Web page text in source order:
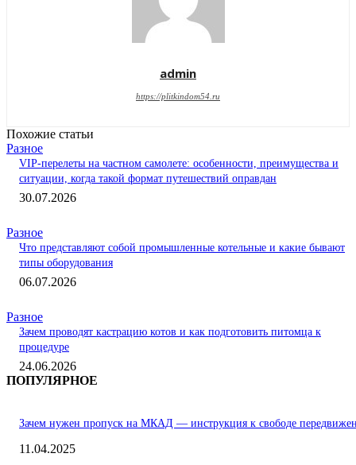
admin
https://plitkindom54.ru
Похожие статьи
Разное
VIP-перелеты на частном самолете: особенности, преимущества и
ситуации, когда такой формат путешествий оправдан
30.07.2026
Разное
Что представляют собой промышленные котельные и какие бывают
типы оборудования
06.07.2026
Разное
Зачем проводят кастрацию котов и как подготовить питомца к
процедуре
24.06.2026
ПОПУЛЯРНОЕ
Зачем нужен пропуск на МКАД — инструкция к свободе
11.04.2025